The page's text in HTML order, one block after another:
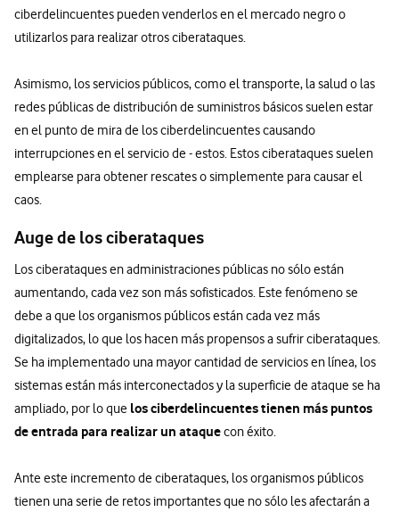
ciberdelincuentes pueden venderlos en el mercado negro o
utilizarlos para realizar otros ciberataques.
Asimismo, los servicios públicos, como el transporte, la salud o las
redes públicas de distribución de suministros básicos suelen estar
en el punto de mira de los ciberdelincuentes causando
interrupciones en el servicio de - estos. Estos ciberataques suelen
emplearse para obtener rescates o simplemente para causar el
caos.
Auge de los ciberataques
Los ciberataques en administraciones públicas no sólo están
aumentando, cada vez son más sofisticados. Este fenómeno se
debe a que los organismos públicos están cada vez más
digitalizados, lo que los hacen más propensos a sufrir ciberataques.
Se ha implementado una mayor cantidad de servicios en línea, los
sistemas están más interconectados y la superficie de ataque se ha
ampliado, por lo que los ciberdelincuentes tienen más puntos
de entrada para realizar un ataquecon éxito.
Ante este incremento de ciberataques, los organismos públicos
tienen una serie de retos importantes que no sólo les afectarán a